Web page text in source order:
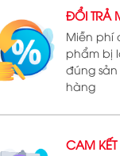
ĐỔI TRẢ
Miễn phí
phẩm bị
đúng
hàng
CAM